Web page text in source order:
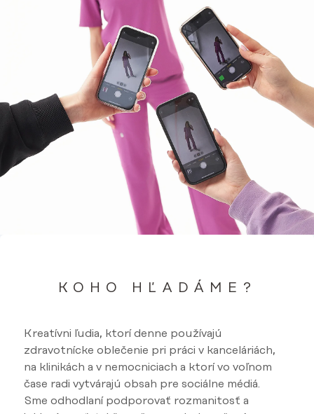
KOHO HĽADÁME?
Kreatívni ľudia, ktorí denne používajú
zdravotnícke oblečenie pri práci v kanceláriách,
na klinikách a v nemocniciach a ktorí vo voľnom
čase radi vytvárajú obsah pre sociálne médiá.
Sme odhodlaní podporovať rozmanitosť a